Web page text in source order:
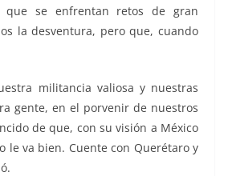
se enfrentan retos de gran
la desventura, pero que, cuando
militancia valiosa y nuestras
gente, en el porvenir de nuestros
de que, con su visión a México
le va bien. Cuente con Querétaro y